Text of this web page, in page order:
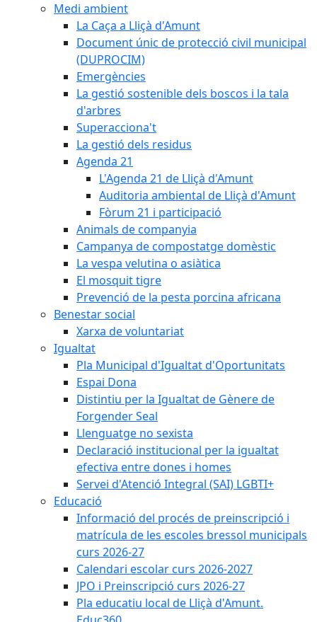
Medi ambient
La Caça a Lliçà d'Amunt
Document únic de protecció civil municipal
(DUPROCIM)
Emergències
La gestió sostenible dels boscos i la tala
d'arbres
Superacciona't
La gestió dels residus
Agenda 21
L'Agenda 21 de Lliçà d'Amunt
Auditoria ambiental de Lliçà d'Amunt
Fòrum 21 i participació
Animals de companyia
Campanya de compostatge domèstic
La vespa velutina o asiàtica
El mosquit tigre
Prevenció de la pesta porcina africana
Benestar social
Xarxa de voluntariat
Igualtat
Pla Municipal d'Igualtat d'Oportunitats
Espai Dona
Distintiu per la Igualtat de Gènere de
Forgender Seal
Llenguatge no sexista
Declaració institucional per la igualtat
efectiva entre dones i homes
Servei d'Atenció Integral (SAI) LGBTI+
Educació
Informació del procés de preinscripció i
matrícula de les escoles bressol municipals
curs 2026-27
Calendari escolar curs 2026-2027
JPO i Preinscripció curs 2026-27
Pla educatiu local de Lliçà d'Amunt.